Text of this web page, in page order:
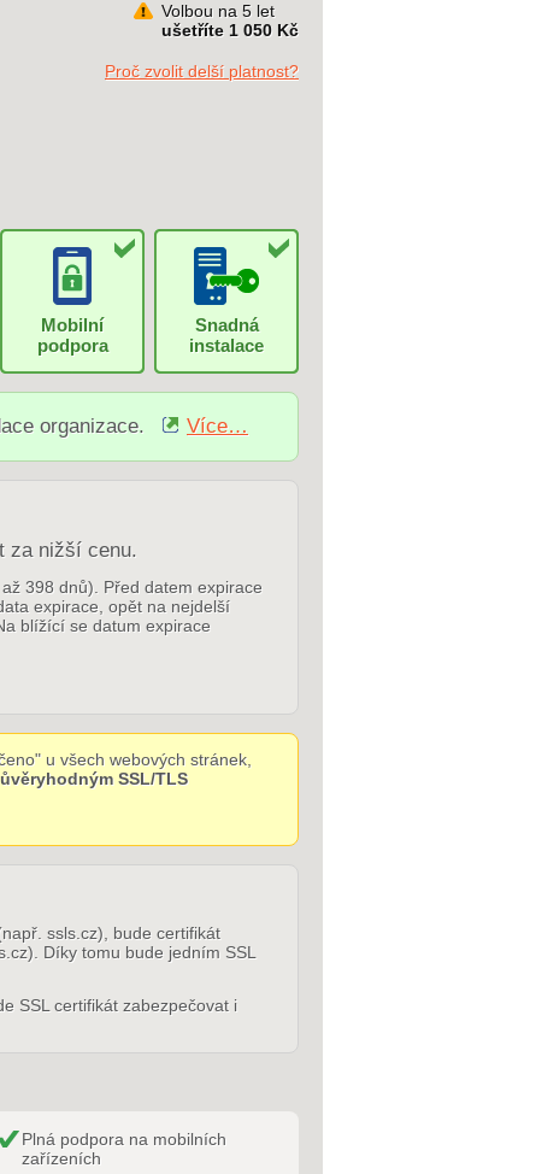
Volbou na 5 let
ušetříte 1 050 Kč
Proč zvolit delší platnost?
Mobilní
podpora
Snadná
instalace
organizace. Více…
za nižší cenu.
398 dnů). Před datem expirace
expirace, opět na nejdelší
blížící se datum expirace
u všech webových stránek,
SSL/TLS
ssls.cz), bude certifikát
Díky tomu bude jedním SSL
SSL certifikát zabezpečovat i
Plná podpora na mobilních
zařízeních